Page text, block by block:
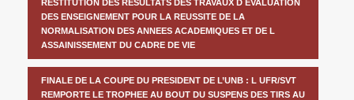
RESTITUTION DES RESULTATS DES TRAVAUX D EVALUATION
DES ENSEIGNEMENT POUR LA REUSSITE DE LA
NORMALISATION DES ANNEES ACADEMIQUES ET DE L
ASSAINISSEMENT DU CADRE DE VIE
FINALE DE LA COUPE DU PRESIDENT DE L’UNB : L UFR/SVT
REMPORTE LE TROPHEE AU BOUT DU SUSPENS DES TIRS AU